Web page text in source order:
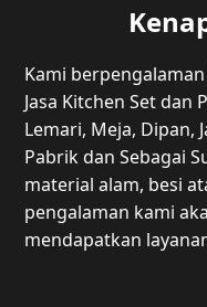
Kami
Jasa Kitchen Set
Lemari, Meja, Dipan,
Pabrik dan Sebagai
material alam, besi
pengalaman kami
mendapatkan